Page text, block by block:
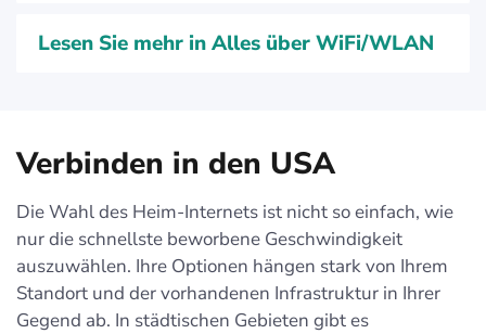
Lesen Sie mehr in Alles über WiFi/WLAN
Verbinden in den USA
Die Wahl des Heim-Internets ist nicht so einfach, wie
nur die schnellste beworbene Geschwindigkeit
auszuwählen. Ihre Optionen hängen stark von Ihrem
Standort und der vorhandenen Infrastruktur in Ihrer
Gegend ab. In städtischen Gebieten gibt es